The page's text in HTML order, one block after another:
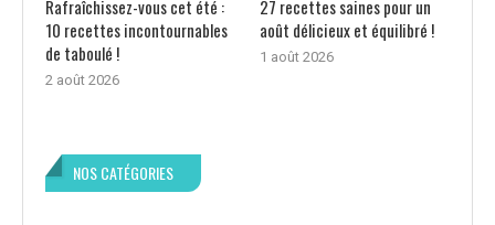
Rafraîchissez-vous cet été :
10 recettes incontournables
de taboulé !
2 août 2026
27 recettes saines pour un
août délicieux et équilibré !
1 août 2026
NOS CATÉGORIES